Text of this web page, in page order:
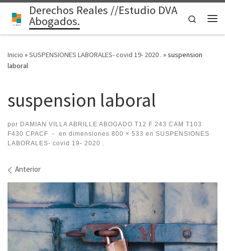
Saltar al contenido
Derechos Reales //Estudio DVA
Abogados.
Search
Inicio »SUSPENSIONES LABORALES- covid 19- 2020 . »suspension
laboral
suspension laboral
por DAMIAN VILLA ABRILLE ABOGADO T12 F 243 CAM T103
F430 CPACF
- en dimensiones 800 × 533 en SUSPENSIONES
LABORALES- covid 19- 2020 .
Navegación de imágenes
Anterior